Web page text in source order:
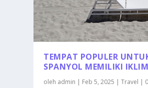
TEMPAT POPULER
SPANYOL MEMILIKI
oleh admin | Feb 5, 2025 |Travel |